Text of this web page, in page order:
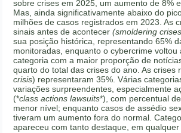
sobre crises em 2025, um aumento de 8%
Mas, ainda significativamente abaixo do
milhões de casos registrados em 2023. As
sinais antes de acontecer(smoldering
sua posição histórica, representando 65%
monitoradas, enquanto o cybercrime voltou
categoria com a maior proporção de
quarto do total das crises do ano. As crises
crisis) representaram 35%. Várias
variações surpreendentes, especialmente
(*class actions lawsuits*), com percentual
menor nível; enquanto casos de assédio
tiveram um aumento fora do normal.
apareceu com tanto destaque, em qualquer